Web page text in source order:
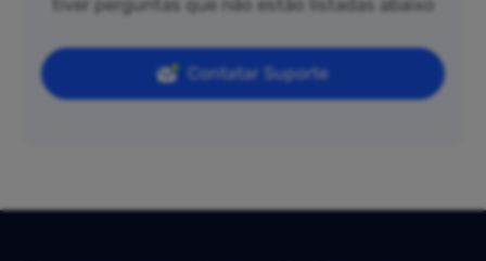
tiver perguntas que não estão listadas abaixo
Contatar Suporte